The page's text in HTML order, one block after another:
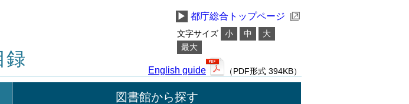
録
▶ 都庁総合トップページ
文字サイズ 小 中
大
最大
English guide （PDF形式 394KB）
図書館から探す